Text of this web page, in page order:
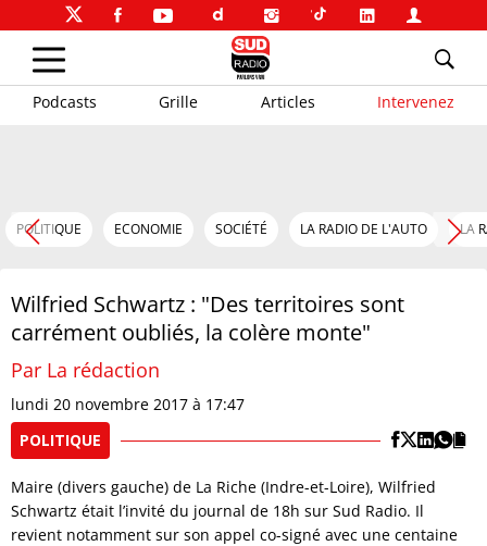
Podcasts Grille Articles Intervenez
POLITIQUE ECONOMIE SOCIÉTÉ LA RADIO DE L'AUTO LA
Wilfried Schwartz : "Des territoires sont
carrément oubliés, la colère monte"
Par La rédaction
lundi 20 novembre 2017 à 17:47
POLITIQUE
Maire (divers gauche) de La Riche (Indre-et-Loire), Wilfried
Schwartz était l’invité du journal de 18h sur Sud Radio. Il
revient notamment sur son appel co-signé avec une centaine